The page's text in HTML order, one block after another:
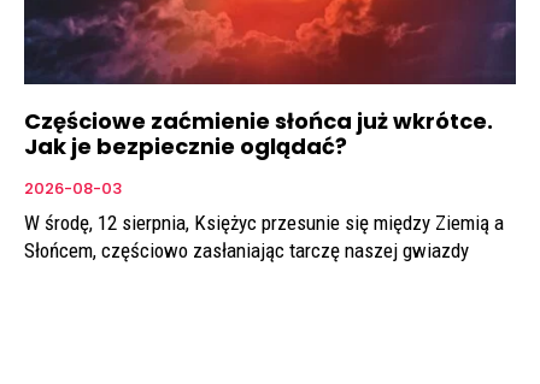
Częściowe zaćmienie słońca już wkrótce.
Jak je bezpiecznie oglądać?
2026-08-03
W środę, 12 sierpnia, Księżyc przesunie się między Ziemią a
Słońcem, częściowo zasłaniając tarczę naszej gwiazdy